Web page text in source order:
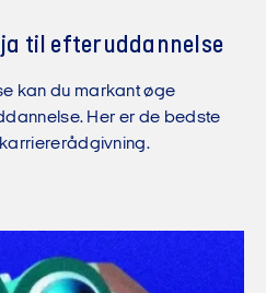
til efteruddannelse
kan du markant øge
Her er de bedste